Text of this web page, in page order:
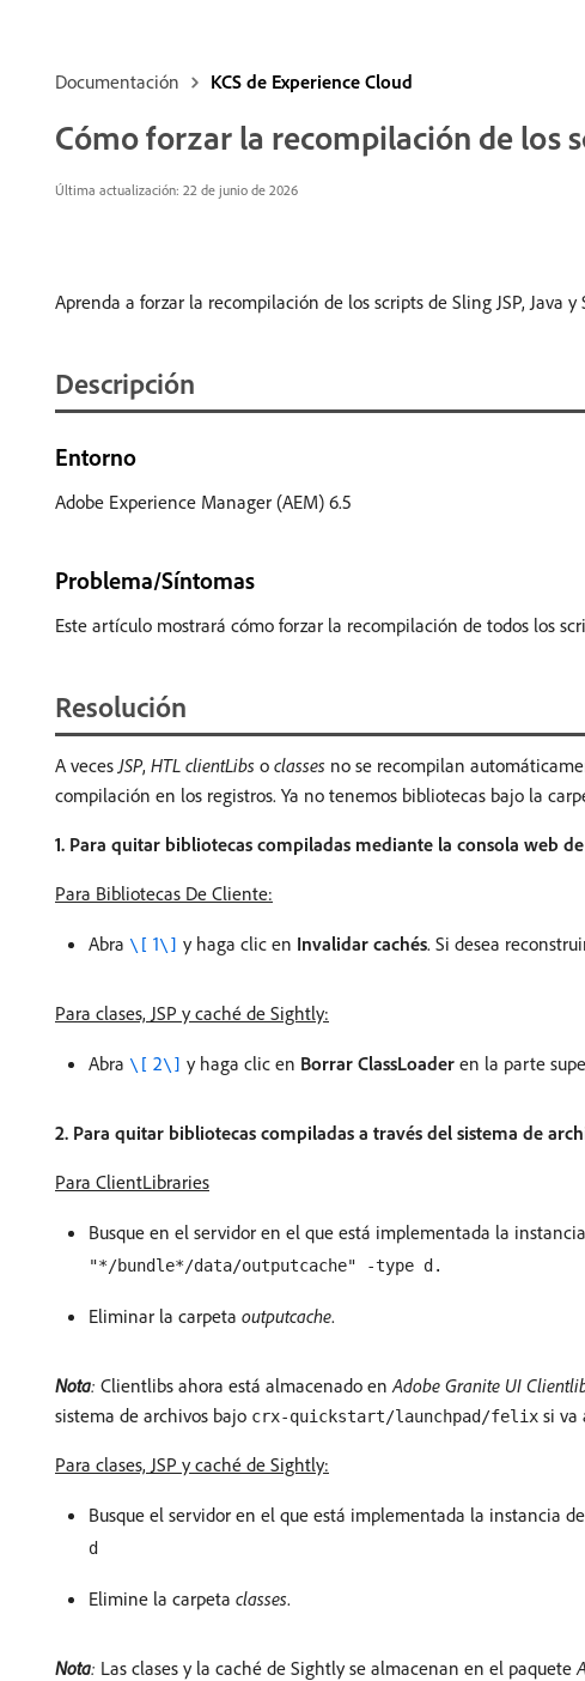
Documentación KCS de Experience Cloud
Cómo forzar la recompilación de los
Última actualización: 22 de junio de 2026
Aprenda a forzar la recompilación de los scripts de Sling JSP, Java y
Descripción
Entorno
Adobe Experience Manager (AEM) 6.5
Problema/Síntomas
Este artículo mostrará cómo forzar la recompilación de todos los
Resolución
A vecesJSP, HTL clientLibs o classes no se recompilan
compilación en los registros. Ya no tenemos bibliotecas bajo la
1. Para quitar bibliotecas compiladas mediante la consola web
Para Bibliotecas De Cliente:
Abra \[ 1\] y haga clic en Invalidar cachés. Si desea
Para clases, JSP y caché de Sightly:
Abra \[ 2\] y haga clic en Borrar ClassLoader en la parte
2. Para quitar bibliotecas compiladas a través del sistema de
Para ClientLibraries
Busque en el servidor en el que está implementada la
"*/bundle*/data/outputcache" -type d.
Eliminar la carpeta outputcache.
Nota: Clientlibs ahora está almacenado enAdobe Granite UI
sistema de archivos bajo crx-quickstart/launchpad/felix si va
Para clases, JSP y caché de Sightly:
Busque el servidor en el que está implementada la instancia
d
Elimine la carpeta classes.
Nota: Las clases y la caché de Sightly se almacenan en el paquete